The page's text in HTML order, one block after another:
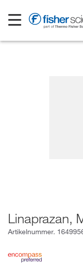
Linaprazan,
Artikelnummer.